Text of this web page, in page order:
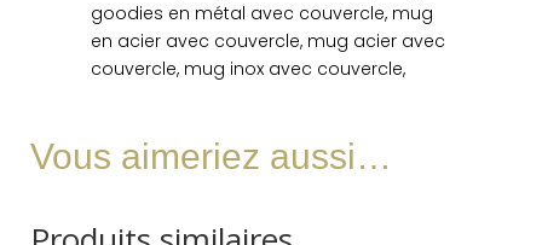
goodies en métal avec couvercle, mug
en acier avec couvercle, mug acier avec
couvercle, mug inox avec couvercle,
Vous aimeriez aussi…